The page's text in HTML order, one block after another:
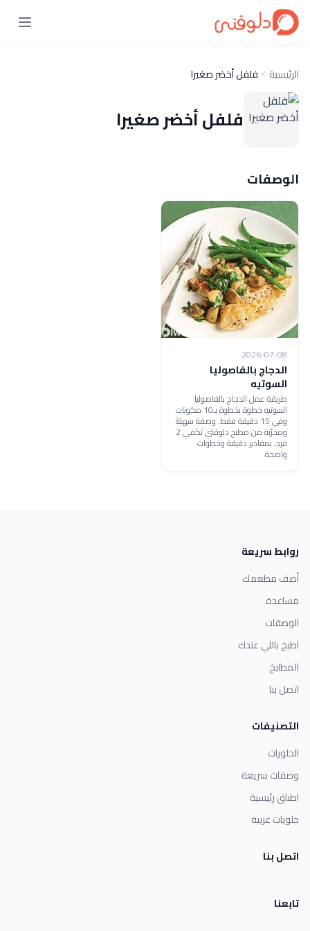
الرئيسية فلفل أخضر صغيرا
فلفل أخضر صغيرا
الوصفات
2026-07-08
الدجاج بالفاصوليا
السوتيه
طريقة عمل الدجاج بالفاصوليا
السوتيه خطوة بخطوة بـ10 مكونات
وفي 15 دقيقة فقط. وصفة سهلة
ومجرّبة من مطبخ دلوقتي تكفي 2
فرد، بمقادير دقيقة وخطوات
واضحة.
روابط سريعة
أضف مطعمك
مساعدة
الوصفات
اطبخ باللي عندك
المطابخ
اتصل بنا
التصنيفات
الحلويات
وصفات سريعة
اطباق رئيسية
حلويات غربية
اتصل بنا
تابعنا